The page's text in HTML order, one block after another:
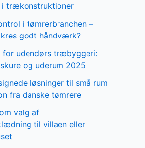
i trækonstruktioner
i tømrerbranchen –
godt håndværk?
for udendørs træbyggeri:
og uderum 2025
løsninger til små rum
fra danske tømrere
valg af
til villaen eller